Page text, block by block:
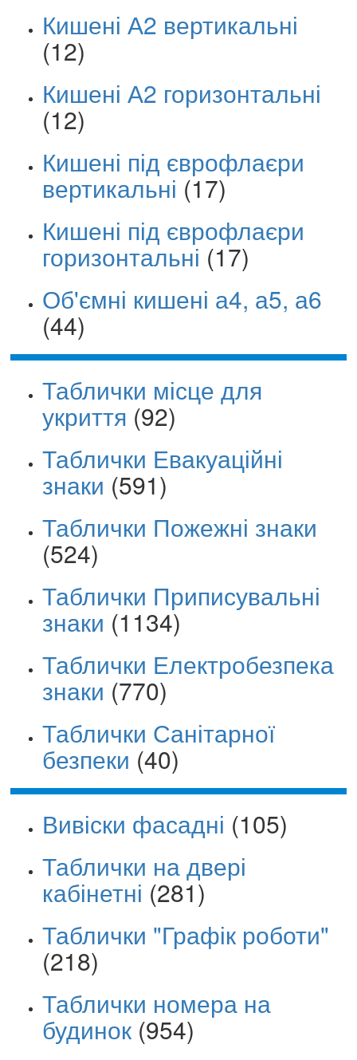
Кишені А2 вертикальні
(12)
Кишені А2 горизонтальні
(12)
Кишені під єврофлаєри
вертикальні (17)
Кишені під єврофлаєри
горизонтальні (17)
Об'ємні кишені а4, а5, а6
(44)
Таблички місце для
укриття (92)
Таблички Евакуаційні
знаки (591)
Таблички Пожежні знаки
(524)
Таблички Приписувальні
знаки (1134)
Таблички Електробезпека
знаки (770)
Таблички Санітарної
безпеки (40)
Вивіски фасадні (105)
Таблички на двері
кабінетні (281)
Таблички "Графік роботи"
(218)
Таблички номера на
будинок (954)